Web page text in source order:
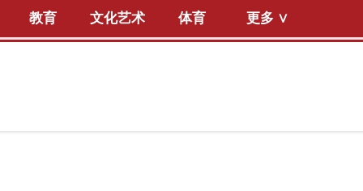
教育 文化艺术 体育 更多 ∨